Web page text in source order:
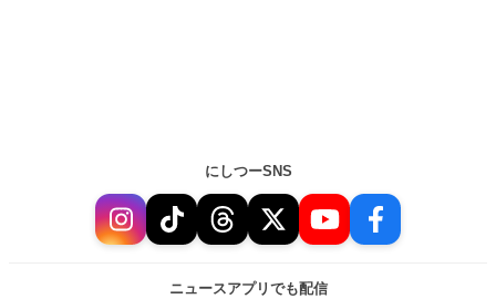
にしつーSNS
ニュースアプリでも配信